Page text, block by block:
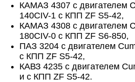
КАМАЗ 4307 с двигателем
140CIV-1 с КПП ZF S5-42,
КАМАЗ 4308 с двигателем
180CIV-0 с КПП ZF S6-850,
ПАЗ 3204 с двигателем
с КПП ZF S5-42,
КАВЗ 4235 с двигателем
и с КПП ZF S5-42.